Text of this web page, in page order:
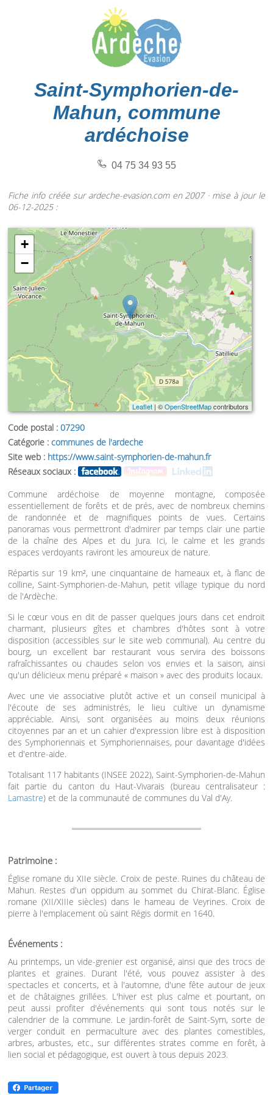
Saint-Symphorien-de-
Mahun, commune
ardéchoise
04 75 34 93 55
Fiche info créée sur ardeche-evasion.com en 2007 · mise à jour le
06-12-2025 :
+
−
Leaflet| ©OpenStreetMapcontributors
Code postal : 07290
Catégorie : communes de l'ardeche
Site web : https://www.saint-symphorien-de-mahun.fr
Réseaux sociaux :
Commune ardéchoise de moyenne montagne, composée
essentiellement de forêts et de prés, avec de nombreux chemins
de randonnée et de magnifiques points de vues. Certains
panoramas vous permettront d'admirer par temps clair une partie
de la chaîne des Alpes et du Jura. Ici, le calme et les grands
espaces verdoyants raviront les amoureux de nature.
Répartis sur 19 km², une cinquantaine de hameaux et, à flanc de
colline, Saint-Symphorien-de-Mahun, petit village typique du nord
de l'Ardèche.
Si le cœur vous en dit de passer quelques jours dans cet endroit
charmant, plusieurs gîtes et chambres d'hôtes sont à votre
disposition (accessibles sur le site web communal). Au centre du
bourg, un excellent bar restaurant vous servira des boissons
rafraîchissantes ou chaudes selon vos envies et la saison, ainsi
qu'un délicieux menu préparé « maison » avec des produits locaux.
Avec une vie associative plutôt active et un conseil municipal à
l'écoute de ses administrés, le lieu cultive un dynamisme
appréciable. Ainsi, sont organisées au moins deux réunions
citoyennes par an et un cahier d'expression libre est à disposition
des Symphoriennais et Symphoriennaises, pour davantage d'idées
et d'entre-aide.
Totalisant 117 habitants (INSEE 2022), Saint-Symphorien-de-Mahun
fait partie du canton du Haut-Vivarais (bureau centralisateur :
Lamastre) et de la communauté de communes du Val d'Ay.
Patrimoine :
Église romane du XIIe siècle. Croix de peste. Ruines du château de
Mahun. Restes d'un oppidum au sommet du Chirat-Blanc. Église
romane (XII/XIIIe siècles) dans le hameau de Veyrines. Croix de
pierre à l'emplacement où saint Régis dormit en 1640.
Événements :
Au printemps, un vide-grenier est organisé, ainsi que des trocs de
plantes et graines. Durant l'été, vous pouvez assister à des
spectacles et concerts, et à l'automne, d'une fête autour de jeux
et de châtaignes grillées. L'hiver est plus calme et pourtant, on
peut aussi profiter d'événements qui sont tous notés sur le
calendrier de la commune. Le jardin-forêt de Saint-Sym, sorte de
verger conduit en permaculture avec des plantes comestibles,
arbres, arbustes, etc., sur différentes strates comme en forêt, à
lien social et pédagogique, est ouvert à tous depuis 2023.